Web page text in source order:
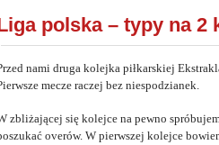
polska – typy na 2
nami druga kolejka piłkarskiej
mecze raczej bez niespodzianek.
zbliżającej się kolejce na pewno
overów. W pierwszej kolejce